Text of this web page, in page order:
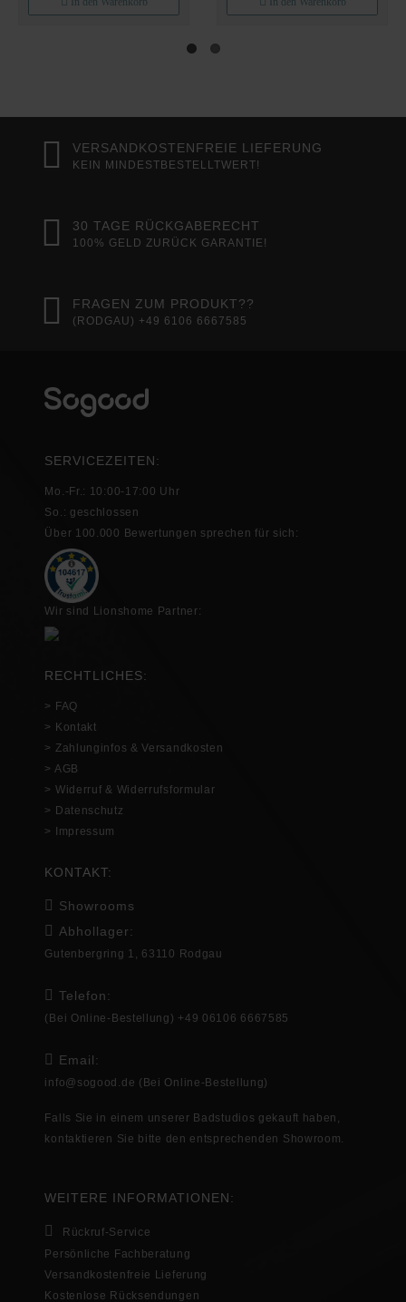
VERSANDKOSTENFREIE LIEFERUNG
KEIN MINDESTBESTELLTWERT!
30 TAGE RÜCKGABERECHT
100% GELD ZURÜCK GARANTIE!
FRAGEN ZUM PRODUKT??
(RODGAU) +49 6106 6667585
SERVICEZEITEN:
Mo.-Fr.: 10:00-17:00 Uhr
So.: geschlossen
Über 100.000 Bewertungen sprechen für sich:
Wir sind Lionshome Partner:
RECHTLICHES:
> FAQ
> Kontakt
> Zahlunginfos & Versandkosten
> AGB
> Widerruf & Widerrufsformular
> Datenschutz
> Impressum
KONTAKT:
Showrooms
Abhollager:
Gutenbergring 1, 63110 Rodgau
Telefon:
(Bei Online-Bestellung) +49 06106 6667585
Email:
info@sogood.de (Bei Online-Bestellung)
Falls Sie in einem unserer Badstudios gekauft haben,
kontaktieren Sie bitte den entsprechenden Showroom.
WEITERE INFORMATIONEN:
Rückruf-Service
Persönliche Fachberatung
Versandkostenfreie Lieferung
Kostenlose Rücksendungen